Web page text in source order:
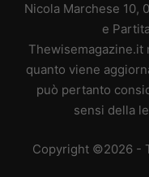
Nicola Marchese 10,
e
Thewisemagazine.it
quanto viene
può pertanto
sensi della
Copyright ©2026 -